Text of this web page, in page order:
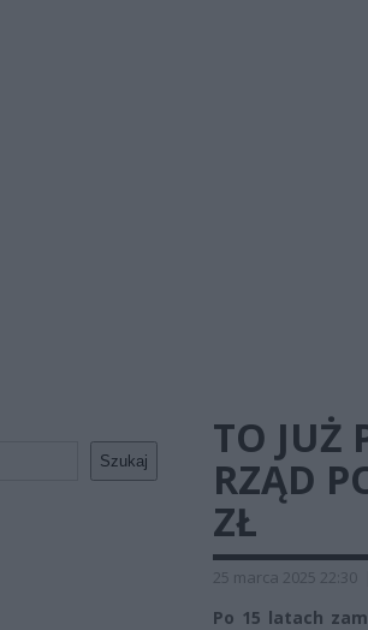
Szukaj
TO JUŻ
RZĄD
ZŁ
25 marca 2025 22:30
Po 15 latach